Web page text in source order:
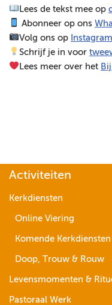
Lees de tekst mee op
Abonneer op ons
Volg ons op Instagram
Schrijf je in voor
Lees meer over het
Activiteiten
Kerkdiensten
Online Viering
Komende Kerkdiensten
Doop, Trouw & Rouw
Levensmomenten &
Pastoraal Werk